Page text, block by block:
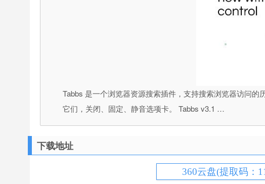
Tabbs 是一个浏览器资源搜索插件，支持搜索浏览器访问
它们，关闭、固定、静音选项卡。 Tabbs v3.1 …
下载地址
360云盘(提取码：